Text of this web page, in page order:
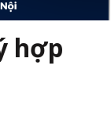
hợp